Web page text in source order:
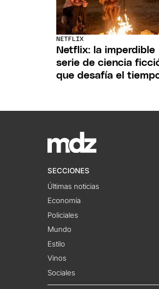
NETFLIX
Netflix: la imperdible
serie de ciencia
que desafía el
SECCIONES
Últimas noticias
Economía
Policiales
Mundo
Estilo
Vinos
Sociales